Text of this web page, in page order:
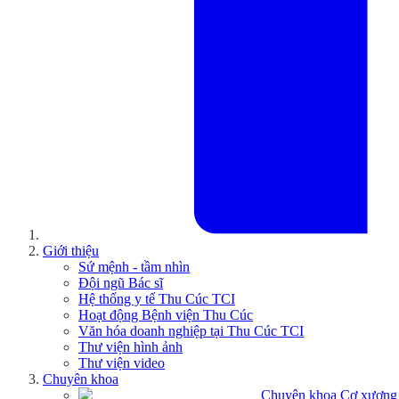
Giới thiệu
Sứ mệnh - tầm nhìn
Đội ngũ Bác sĩ
Hệ thống y tế Thu Cúc TCI
Hoạt động Bệnh viện Thu Cúc
Văn hóa doanh nghiệp tại Thu Cúc TCI
Thư viện hình ảnh
Thư viện video
Chuyên khoa
Chuyên khoa Cơ